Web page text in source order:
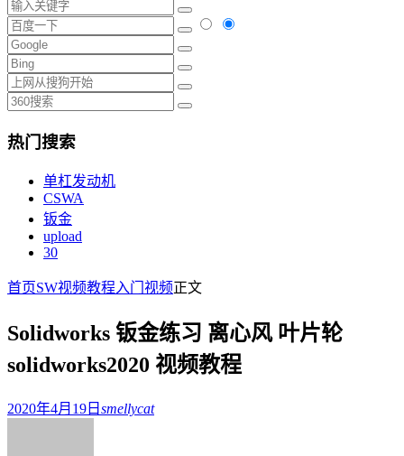
热门搜索
单杠发动机
CSWA
钣金
upload
30
首页SW视频教程入门视频正文
Solidworks 钣金练习 离心风 叶片轮
solidworks2020 视频教程
2020年4月19日 smellycat